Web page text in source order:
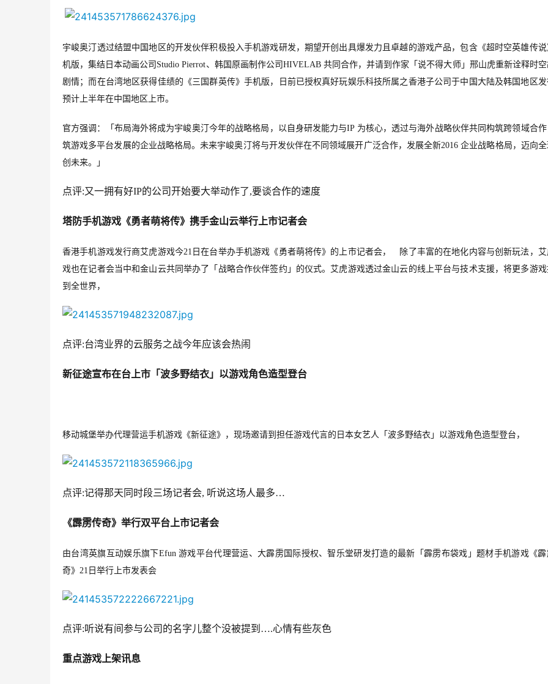
宇峻奥汀透过结盟中国地区的开发伙伴积极投入手机游戏研发，期望开创出具爆发力且卓越的游戏产品，包含《超时空英雄传
机版，集结日本动画公司Studio Pierrot、韩国原画制作公司HIVELAB 共同合作，并请到作家「说不得大师」邢山虎重新诠释时
剧情；而在台湾地区获得佳绩的《三国群英传》手机版，日前已授权真好玩娱乐科技所属之香港子公司于中国大陆及韩国地区
预计上半年在中国地区上市。
官方强调：「布局海外将成为宇峻奥汀今年的战略格局，以自身研发能力与IP 为核心，透过与海外战略伙伴共同构筑跨领域合
筑游戏多平台发展的企业战略格局。未来宇峻奥汀将与开发伙伴在不同领域展开广泛合作，发展全新2016 企业战略格局，迈向
创未来。」
点评:又一拥有好IP的公司开始要大举动作了,要谈合作的速度
塔防手机游戏《勇者萌将传》携手金山云举行上市记者会
香港手机游戏发行商艾虎游戏今21日在台举办手机游戏《勇者萌将传》的上市记者会，　除了丰富的在地化内容与创新玩法，
戏也在记者会当中和金山云共同举办了「战略合作伙伴签约」的仪式。艾虎游戏透过金山云的线上平台与技术支援，将更多游
到全世界，
点评:台湾业界的云服务之战今年应该会热闹
新征途宣布在台上市「波多野结衣」以游戏角色造型登台
移动城堡举办代理营运手机游戏《新征途》，现场邀请到担任游戏代言的日本女艺人「波多野结衣」以游戏角色造型登台，
点评:记得那天同时段三场记者会, 听说这场人最多…
《霹雳传奇》举行双平台上市记者会
由台湾英旗互动娱乐旗下Efun 游戏平台代理营运、大霹雳国际授权、智乐堂研发打造的最新「霹雳布袋戏」题材手机游戏《
奇》21日举行上市发表会
点评:听说有间参与公司的名字儿整个没被提到….心情有些灰色
重点游戏上架讯息